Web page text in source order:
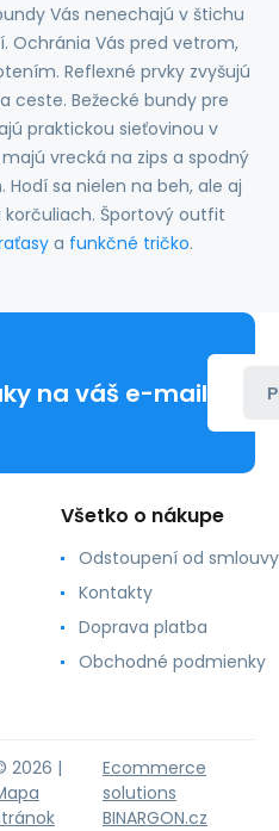
Vás nenechajú v štichu
Ochránia Vás pred vetrom,
Reflexné prvky zvyšujú
ceste. Bežecké bundy pre
praktickou sieťovinou v
vrecká na zips a spodný
sa nielen na beh, ale aj
Športový outfit
a funkčné tričko.
na váš e-mail
Všetko o nákupe
Odstoupení od smlouvy
Kontakty
Doprava platba
Obchodné podmienky
2026 |
Ecommerce
solutions
BINARGON.cz